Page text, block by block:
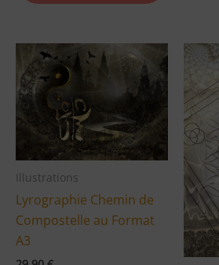
Illustrations
Lyrographie Chemin de
Compostelle au Format
A3